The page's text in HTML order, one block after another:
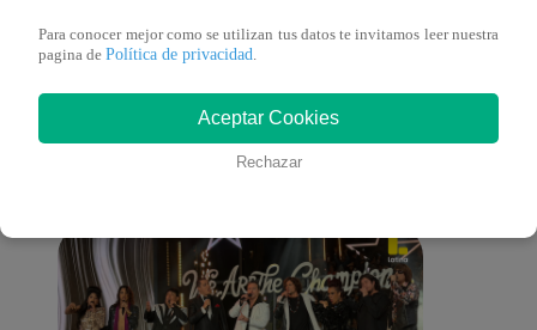
También te puede
interesar
Para conocer mejor como se utilizan tus datos te invitamos leer nuestra
pagina de Política de privacidad
Aceptar Cookies
Rechazar